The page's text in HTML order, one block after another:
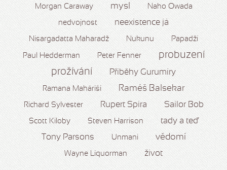
Morgan Caraway mysl Naho Owada
nedvojnost neexistence já
Nisargadatta Maharadž Nukunu Papadží
Paul Hedderman Peter Fenner
probuzení
prožívání
Příběhy Gurumíry
Ramana Maháriši Raméš Balsekar
Richard Sylvester Rupert Spira Sailor Bob
Scott Kiloby Steven Harrison tady a teď
Tony Parsons Unmani vědomí
Wayne Liquorman život